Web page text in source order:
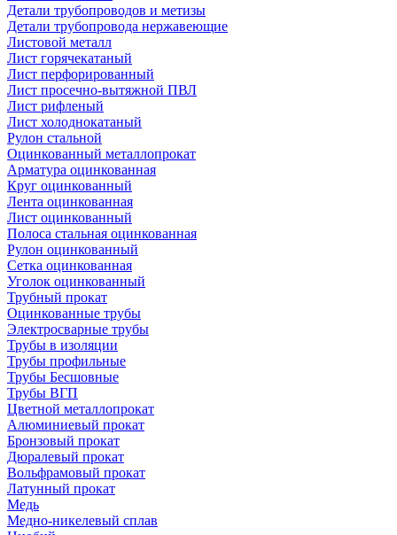
Детали трубопроводов и метизы
Детали трубопровода нержавеющие
Листовой металл
Лист горячекатаный
Лист перфорированный
Лист просечно-вытяжной ПВЛ
Лист рифленый
Лист холоднокатаный
Рулон стальной
Оцинкованный металлопрокат
Арматура оцинкованная
Круг оцинкованный
Лента оцинкованная
Лист оцинкованный
Полоса стальная оцинкованная
Рулон оцинкованный
Сетка оцинкованная
Уголок оцинкованный
Трубный прокат
Оцинкованные трубы
Электросварные трубы
Трубы в изоляции
Трубы профильные
Трубы Бесшовные
Трубы ВГП
Цветной металлопрокат
Алюминиевый прокат
Бронзовый прокат
Дюралевый прокат
Вольфрамовый прокат
Латунный прокат
Медь
Медно-никелевый сплав